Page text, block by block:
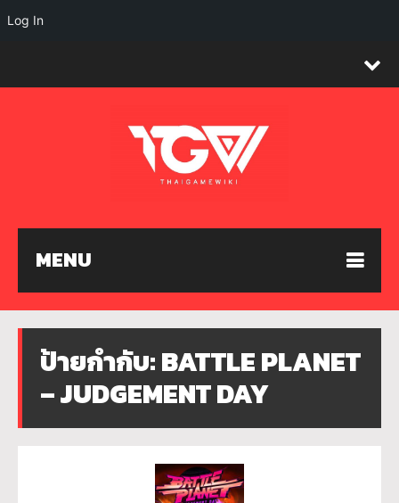
MENU
ป้ายกำกับ:BATTLE PLANET
– JUDGEMENT DAY
Log In